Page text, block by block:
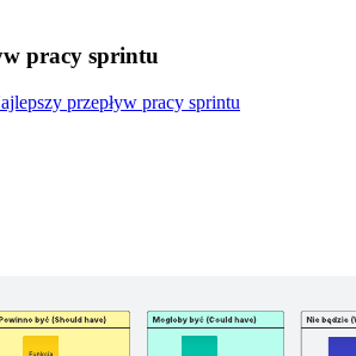
pracy sprintu
przepływ pracy sprintu